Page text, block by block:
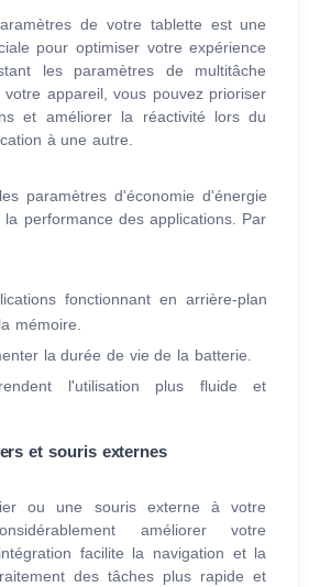
de votre tablette est une
pour optimiser votre expérience
les paramètres de multitâche
appareil, vous pouvez prioriser
et améliorer la réactivité lors du
à une autre.
paramètres d'économie d'énergie
performance des applications. Par
fonctionnant en arrière-plan
mémoire.
la durée de vie de la batterie.
l'utilisation plus fluide et
et souris externes
ou une souris externe à votre
améliorer votre
facilite la navigation et la
des tâches plus rapide et